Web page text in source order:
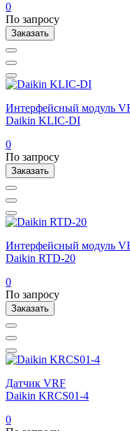
0
По запросу
Заказать
Интерфейсный модуль
Daikin KLIC-DI
0
По запросу
Заказать
Интерфейсный модуль
Daikin RTD-20
0
По запросу
Заказать
Датчик VRF
Daikin KRCS01-4
0